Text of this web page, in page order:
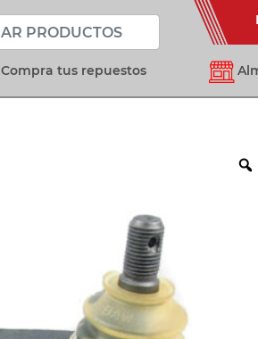
Compra tus repuestos